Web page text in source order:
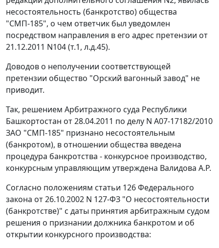
несостоятельность (банкротство) общества
"СМП-185", о чем ответчик был уведомлен
посредством направления в его адрес претензии от
21.12.2011 N104 (т.1, л.д.45).
Доводов о неполучении соответствующей
претензии общество "Орский вагонный завод" не
приводит.
Так, решением Арбитражного суда Республики
Башкортостан от 28.04.2011 по делу N А07-17182/2010
ЗАО "СМП-185" признано несостоятельным
(банкротом), в отношении общества введена
процедура банкротства - конкурсное производство,
конкурсным управляющим утверждена Валидова А.Р.
Согласно положениям статьи 126Федерального
закона от 26.10.2002 N 127-ФЗ "О несостоятельности
(банкротстве)" с даты принятия арбитражным судом
решения о признании должника банкротом и об
открытии конкурсного производства: